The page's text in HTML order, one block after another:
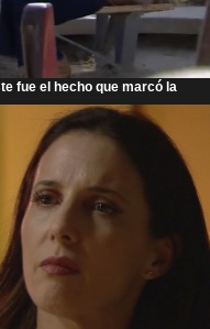
fue el hecho que marcó la